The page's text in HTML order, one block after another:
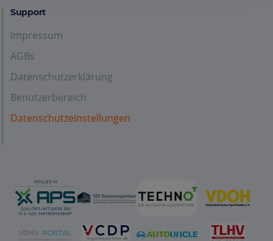
Support
Impressum
AGBs
Datenschutzerklärung
Benutzerbereich
Datenschutzeinstellungen